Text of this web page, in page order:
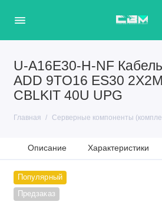
U-A16E30-H-NF
ADD 9TO16 ES30
CBLKIT 40U UPG
Главная Серверные компоненты
Описание Характеристики
Популярный
Предзаказ